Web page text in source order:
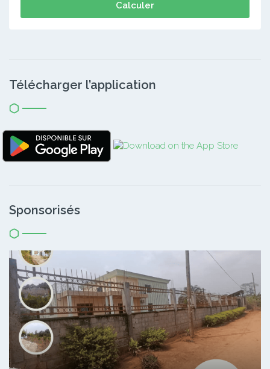
Calculer
Télécharger l’application
Sponsorisés